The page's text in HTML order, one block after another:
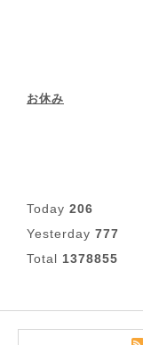
お休み
Today 206
Yesterday 777
Total 1378855